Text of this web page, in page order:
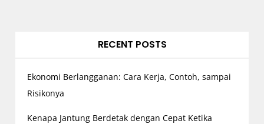
RECENT POSTS
Ekonomi Berlangganan: Cara Kerja, Contoh, sampai
Risikonya
Kenapa Jantung Berdetak dengan Cepat Ketika